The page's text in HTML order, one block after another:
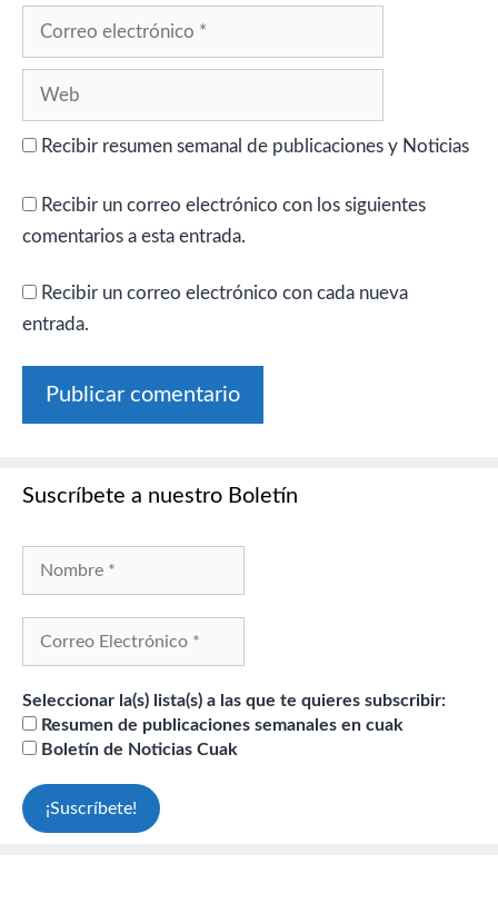
Recibir resumen semanal de publicaciones y Noticias
Recibir un correo electrónico con los siguientes
comentarios a esta entrada.
Recibir un correo electrónico con cada nueva
entrada.
Suscríbete a nuestro Boletín
Seleccionar la(s) lista(s) a las que te quieres subscribir:
Resumen de publicaciones semanales en cuak
Boletín de Noticias Cuak